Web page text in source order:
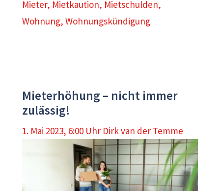
Mieter, Mietkaution, Mietschulden,
Wohnung, Wohnungskündigung
Mieterhöhung – nicht immer
zulässig!
1. Mai 2023, 6:00 Uhr Dirk van der Temme